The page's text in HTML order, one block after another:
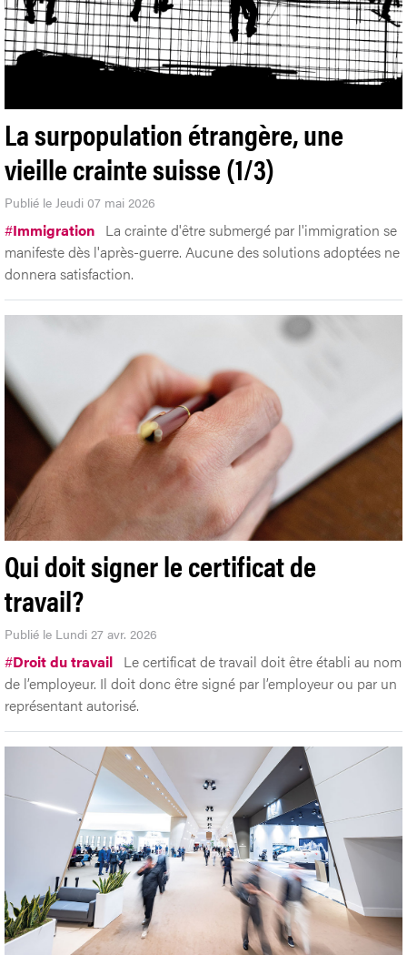
La surpopulation étrangère, une
vieille crainte suisse (1/3)
Publié le Jeudi 07 mai 2026
#Immigration La crainte d'être submergé par l'immigration se
manifeste dès l'après-guerre. Aucune des solutions adoptées ne
donnera satisfaction.
Qui doit signer le certificat de
travail?
Publié le Lundi 27 avr. 2026
#Droit du travail Le certificat de travail doit être établi au nom
de l’employeur. Il doit donc être signé par l’employeur ou par un
représentant autorisé.